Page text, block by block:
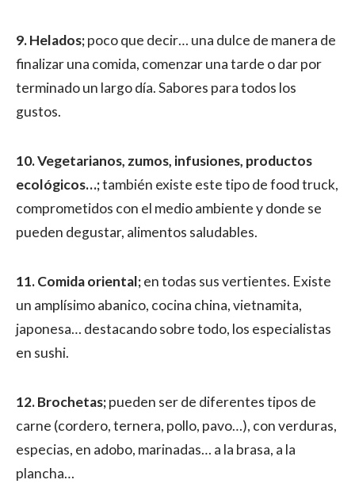
9.Helados;poco que decir… una dulce de manera de
finalizar una comida, comenzar una tarde o dar por
terminado un largo día. Sabores para todos los
gustos.
10. Vegetarianos, zumos, infusiones, productos
ecológicos…;también existe este tipo de food truck,
comprometidos con el medio ambiente y donde se
pueden degustar, alimentos saludables.
11. Comida oriental;en todas sus vertientes. Existe
un amplísimo abanico, cocina china, vietnamita,
japonesa… destacando sobre todo, los especialistas
en sushi.
12. Brochetas;pueden ser de diferentes tipos de
carne (cordero, ternera, pollo, pavo…), con verduras,
especias, en adobo, marinadas… a la brasa, a la
plancha…